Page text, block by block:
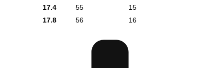
17.4
55
15
17.8
56 16